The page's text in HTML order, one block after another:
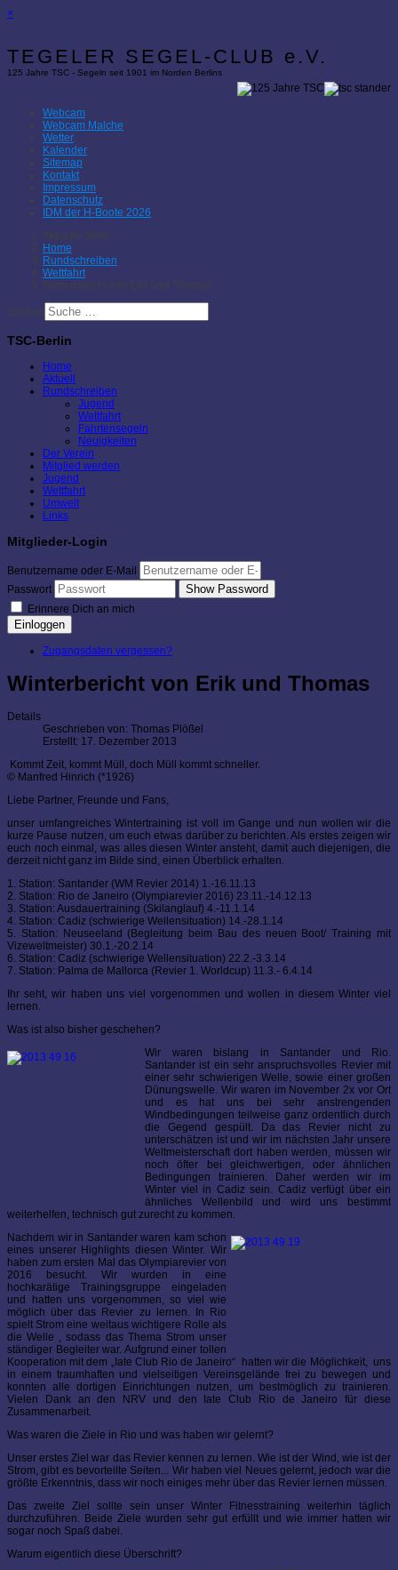
×
TEGELER SEGEL-CLUB e.V.
125 Jahre TSC - Segeln seit 1901 im Norden Berlins
Webcam
Webcam Malche
Wetter
Kalender
Sitemap
Kontakt
Impressum
Datenschutz
IDM der H-Boote 2026
Aktuelle Seite:
Home
Rundschreiben
Wettfahrt
Winterbericht von Erik und Thomas
Suchen
TSC-Berlin
Home
Aktuell
Rundschreiben
Jugend
Wettfahrt
Fahrtensegeln
Neuigkeiten
Der Verein
Mitglied werden
Jugend
Wettfahrt
Umwelt
Links
Mitglieder-Login
Benutzername oder E-Mail
Passwort
Show Password
Erinnere Dich an mich
Einloggen
Zugangsdaten vergessen?
Winterbericht von Erik und Thomas
Details
Geschrieben von: Thomas Plößel
Erstellt: 17. Dezember 2013
Kommt Zeit, kommt Müll, doch Müll kommt schneller.
© Manfred Hinrich (*1926)
Liebe Partner, Freunde und Fans,
unser umfangreiches Wintertraining ist voll im Gange und nun wollen wir die
kurze Pause nutzen, um euch etwas darüber zu berichten. Als erstes zeigen wir
euch noch einmal, was alles diesen Winter ansteht, damit auch diejenigen, die
derzeit nicht ganz im Bilde sind, einen Überblick erhalten.
1. Station: Santander (WM Revier 2014) 1.-16.11.13
2. Station: Rio de Janeiro (Olympiarevier 2016) 23.11.-14.12.13
3. Station: Ausdauertraining (Skilanglauf) 4.-11.1.14
4. Station: Cadiz (schwierige Wellensituation) 14.-28.1.14
5. Station: Neuseeland (Begleitung beim Bau des neuen Boot/ Training mit
Vizeweltmeister) 30.1.-20.2.14
6. Station: Cadiz (schwierige Wellensituation) 22.2.-3.3.14
7. Station: Palma de Mallorca (Revier 1. Worldcup) 11.3.- 6.4.14
Ihr seht, wir haben uns viel vorgenommen und wollen in diesem Winter viel
lernen.
Was ist also bisher geschehen?
Wir waren bislang in Santander und Rio.
Santander ist ein sehr anspruchsvolles Revier mit
einer sehr schwierigen Welle, sowie einer großen
Dünungswelle. Wir waren im November 2x vor Ort
und es hat uns bei sehr anstrengenden
Windbedingungen teilweise ganz ordentlich durch
die Gegend gespült. Da das Revier nicht zu
unterschätzen ist und wir im nächsten Jahr unsere
Weltmeisterschaft dort haben werden, müssen wir
noch öfter bei gleichwertigen, oder ähnlichen
Bedingungen trainieren. Daher werden wir im
Winter viel in Cadiz sein. Cadiz verfügt über ein
ähnliches Wellenbild und wird uns bestimmt
weiterhelfen, technisch gut zurecht zu kommen.
Nachdem wir in Santander waren kam schon
eines unserer Highlights diesen Winter. Wir
haben zum ersten Mal das Olympiarevier von
2016 besucht. Wir wurden in eine
hochkarätige Trainingsgruppe eingeladen
und hatten uns vorgenommen, so viel wie
möglich über das Revier zu lernen. In Rio
spielt Strom eine weitaus wichtigere Rolle als
die Welle , sodass das Thema Strom unser
ständiger Begleiter war. Aufgrund einer tollen
Kooperation mit dem „Iate Club Rio de Janeiro“ hatten wir die Möglichkeit, uns
in einem traumhaften und vielseitigen Vereinsgelände frei zu bewegen und
konnten alle dortigen Einrichtungen nutzen, um bestmöglich zu trainieren.
Vielen Dank an den NRV und den Iate Club Rio de Janeiro für diese
Zusammenarbeit.
Was waren die Ziele in Rio und was haben wir gelernt?
Unser erstes Ziel war das Revier kennen zu lernen. Wie ist der Wind, wie ist der
Strom, gibt es bevorteilte Seiten... Wir haben viel Neues gelernt, jedoch war die
größte Erkenntnis, dass wir noch einiges mehr über das Revier lernen müssen.
Das zweite Ziel sollte sein unser Winter Fitnesstraining weiterhin täglich
durchzuführen. Beide Ziele wurden sehr gut erfüllt und wie immer hatten wir
sogar noch Spaß dabei.
Warum eigentlich diese Überschrift?